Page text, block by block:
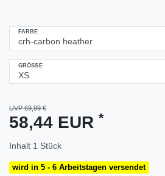
FARBE
GRÖSSE
UVP 69,99 €
58,44 EUR *
Inhalt 1 Stück
wird in 5 - 6 Arbeitstagen versendet